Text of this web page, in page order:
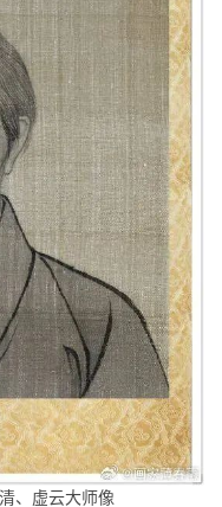
、虚云大师像